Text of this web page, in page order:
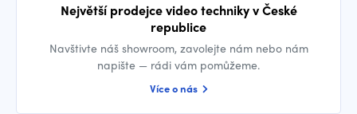
Největší prodejce video techniky v České
republice
Navštivte náš showroom, zavolejte nám nebo nám
napište — rádi vám pomůžeme.
Více o nás